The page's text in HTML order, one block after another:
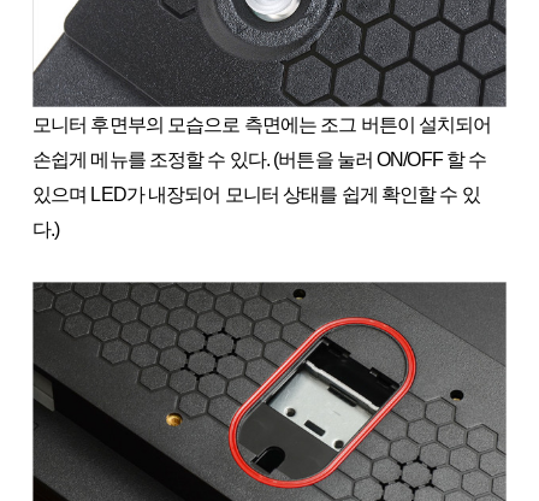
모니터 후면부의 모습으로 측면에는 조그 버튼이 설치되어
손쉽게 메뉴를 조정할 수 있다. (버튼을 눌러 ON/OFF 할 수
있으며 LED가 내장되어 모니터 상태를 쉽게 확인할 수 있
다.)